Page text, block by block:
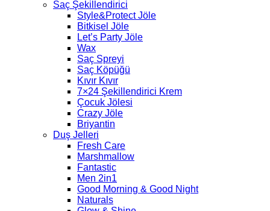
Saç Şekillendirici
Style&Protect Jöle
Bitkisel Jöle
Let’s Party Jöle
Wax
Saç Spreyi
Saç Köpüğü
Kıvır Kıvır
7×24 Şekillendirici Krem
Çocuk Jölesi
Crazy Jöle
Briyantin
Duş Jelleri
Fresh Care
Marshmallow
Fantastic
Men 2in1
Good Morning & Good Night
Naturals